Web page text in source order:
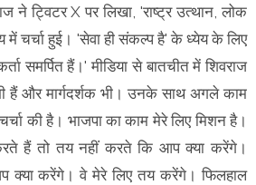
ने ट्विटर X पर लिखा, 'राष्ट्र उत्थान, लोक
में चर्चा हुई। 'सेवा ही संकल्प है' के ध्येय के लिए
समर्पित हैं।' मीडिया से बातचीत में शिवराज
हैं और मार्गदर्शक भी। उनके साथ अगले काम
की है। भाजपा का काम मेरे लिए मिशन है।
हैं तो तय नहीं करते कि आप क्या करेंगे।
क्या करेंगे। वे मेरे लिए तय करेंगे। फिलहाल